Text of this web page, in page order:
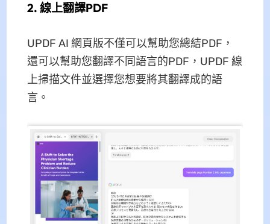
2. 線上翻譯PDF
UPDF AI 網頁版不僅可以幫助您總結PDF，
還可以幫助您翻譯不同語言的PDF，UPDF 線
上掃描文件並選擇您想要將其翻譯成的語
言。